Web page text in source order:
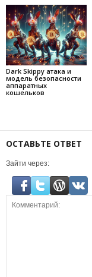
Dark Skippy атака и
модель безопасности
аппаратных
кошельков
ОСТАВЬТЕ ОТВЕТ
Зайти через: